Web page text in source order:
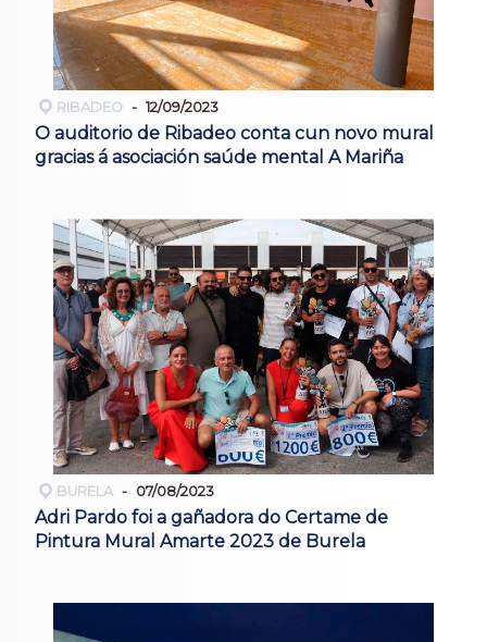
RIBADEO 12/09/2023
O auditorio de Ribadeo conta cun novo mural
gracias á asociación saúde mental A Mariña
BURELA 07/08/2023
Adri Pardo foi a gañadora do Certame de
Pintura Mural Amarte 2023 de Burela